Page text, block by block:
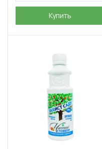
Купить